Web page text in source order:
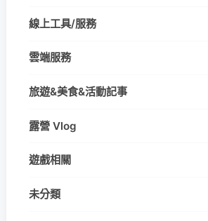
線上工具/服務
雲端服務
旅遊&美食&活動記事
露營 Vlog
遊戲相關
未分類